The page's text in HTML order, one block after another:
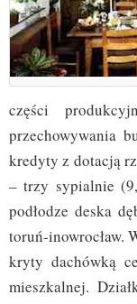
części
przechowywania
kredyty z dotacją
– trzy sypialnie
podłodze deska
toruń-inowrocław.
kryty dachówką
mieszkalnej.